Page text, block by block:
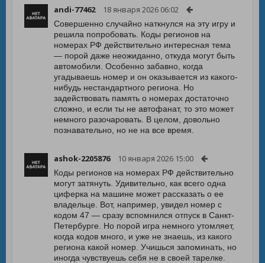
andi-77462 18 января 2026 06:02
Совершенно случайно наткнулся на эту игру и
решила попробовать. Коды регионов на
номерах РФ действительно интересная тема
— порой даже неожиданно, откуда могут быть
автомобили. Особенно забавно, когда
угадываешь номер и он оказывается из какого-
нибудь нестандартного региона. Но
задействовать память о номерах достаточно
сложно, и если ты не автофанат, то это может
немного разочаровать. В целом, довольно
познавательно, но не на все время.
ashok-2205876 10 января 2026 15:00
Коды регионов на номерах РФ действительно
могут затянуть. Удивительно, как всего одна
циферка на машине может рассказать о ее
владельце. Вот, например, увидел номер с
кодом 47 — сразу вспомнился отпуск в Санкт-
Петербурге. Но порой игра немного утомляет,
когда кодов много, и уже не знаешь, из какого
региона какой номер. Учишься запоминать, но
иногда чувствуешь себя не в своей тарелке.